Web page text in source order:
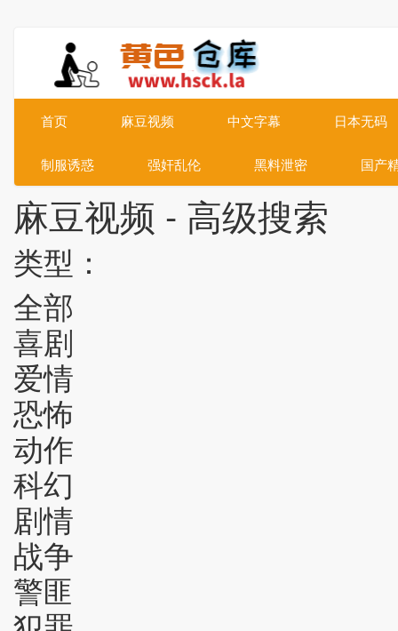
首页 麻豆视频 中文字幕 日本无码
制服诱惑 强奸乱伦 黑料泄密 国产
麻豆视频 - 高级搜索
类型：
全部
喜剧
爱情
恐怖
动作
科幻
剧情
战争
警匪